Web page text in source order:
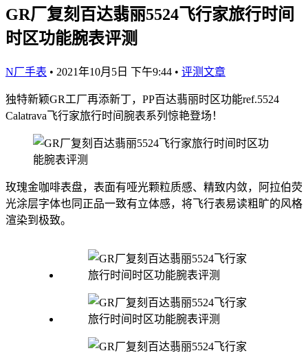
GR厂复刻百达翡丽5524飞行家旅行时间
时区功能腕表评测
N厂手表 • 2021年10月5日 下午9:44 • 评测文章
独特新颖GR工厂再添新丁，PP百达翡丽时区功能ref.5524
Calatrava飞行家旅行时间腕表系列惊艳登场！
玫瑰金咖啡表盘，表面有哑光颗粒质感、精致内敛，阿拉伯荧
光涂层字体也同正品一致有立体感，将飞行表易读粗旷的风格
渲染到极致。